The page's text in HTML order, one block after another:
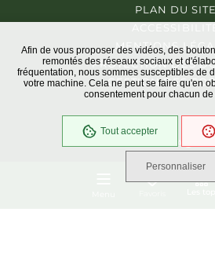
Afin de vous proposer des vidéos, des
remontés des réseaux sociaux et
fréquentation, nous sommes susceptibles de
votre machine. Cela ne peut se faire qu'en
consentement pour chacun
Tout accepter
Personnaliser
PLAN DU SITE
MENTIONS
PROTECTION DES
GESTION DES